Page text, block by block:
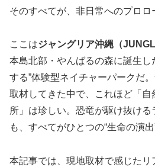
そのすべてが、非日常へのプロロ
ここはジャングリア沖縄（
本島北部・やんばるの森に誕生し
する”体験型ネイチャーパークだ
取材してきた中で、これほど「
所」は珍しい。恐竜が駆け抜け
も、すべてがひとつの“生命の演
本記事では、現地取材で感じた